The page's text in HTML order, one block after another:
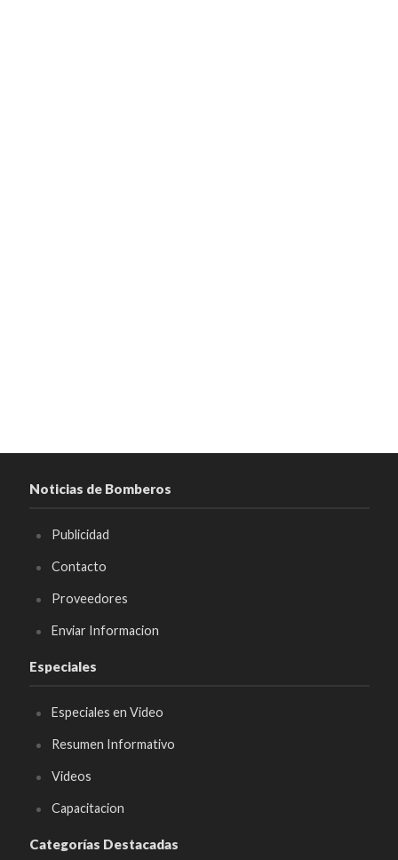
Noticias de Bomberos
Publicidad
Contacto
Proveedores
Enviar Informacion
Especiales
Especiales en Video
Resumen Informativo
Videos
Capacitacion
Categorías Destacadas